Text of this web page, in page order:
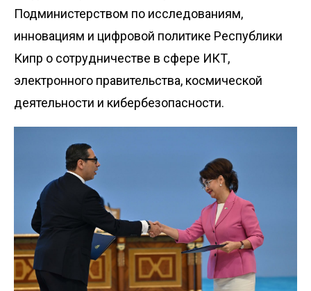
Подминистерством по исследованиям,
инновациям и цифровой политике Республики
Кипр о сотрудничестве в сфере ИКТ,
электронного правительства, космической
деятельности и кибербезопасности.